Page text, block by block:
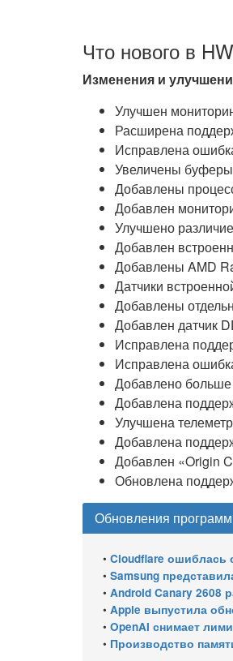
Что нового в
Изменения и
Улучшен
Расширена
Исправлена
Увеличены
Добавлены
Добавлен
Улучшено
Добавлен
Добавлены AMD
Датчики
Добавлены
Добавлен датчик
Исправлена
Исправлена
Добавлено
Добавлена
Улучшена
Добавлена
Добавлен «Origin
Обновлена
Обновления
• Cloudflare
• Samsung
• Android Canary 2608
• Apple выпустила обновления
• OpenAI снимает
• Производство памяти